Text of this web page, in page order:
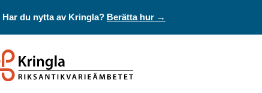
Har du nytta av Kringla? Berätta hur →